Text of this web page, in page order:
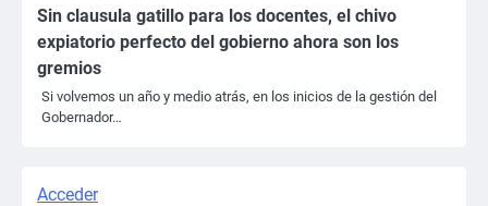
Sin clausula gatillo para los docentes, el chivo
expiatorio perfecto del gobierno ahora son los
gremios
Si volvemos un año y medio atrás, en los inicios de la gestión del
Gobernador…
Acceder